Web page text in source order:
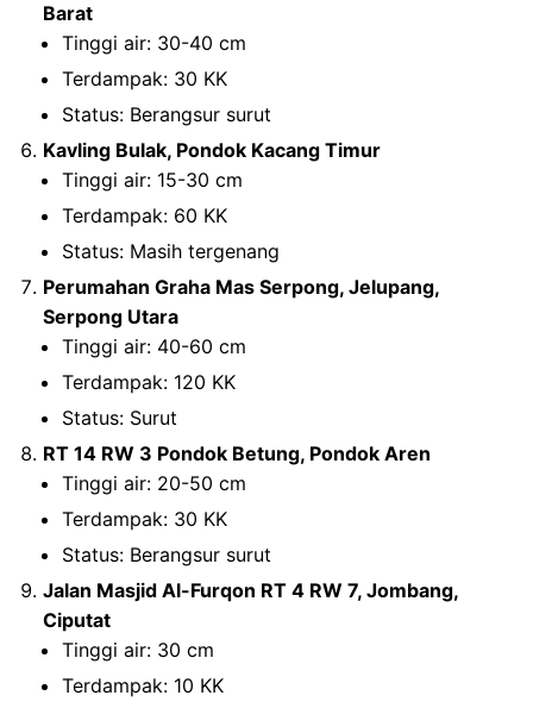
Barat
Tinggi air: 30-40 cm
Terdampak: 30 KK
Status: Berangsur surut
Kavling Bulak, Pondok Kacang Timur
Tinggi air: 15-30 cm
Terdampak: 60 KK
Status: Masih tergenang
Perumahan Graha Mas Serpong, Jelupang,
Serpong Utara
Tinggi air: 40-60 cm
Terdampak: 120 KK
Status: Surut
RT 14 RW 3 Pondok Betung, Pondok Aren
Tinggi air: 20-50 cm
Terdampak: 30 KK
Status: Berangsur surut
Jalan Masjid Al-Furqon RT 4 RW 7, Jombang,
Ciputat
Tinggi air: 30 cm
Terdampak: 10 KK